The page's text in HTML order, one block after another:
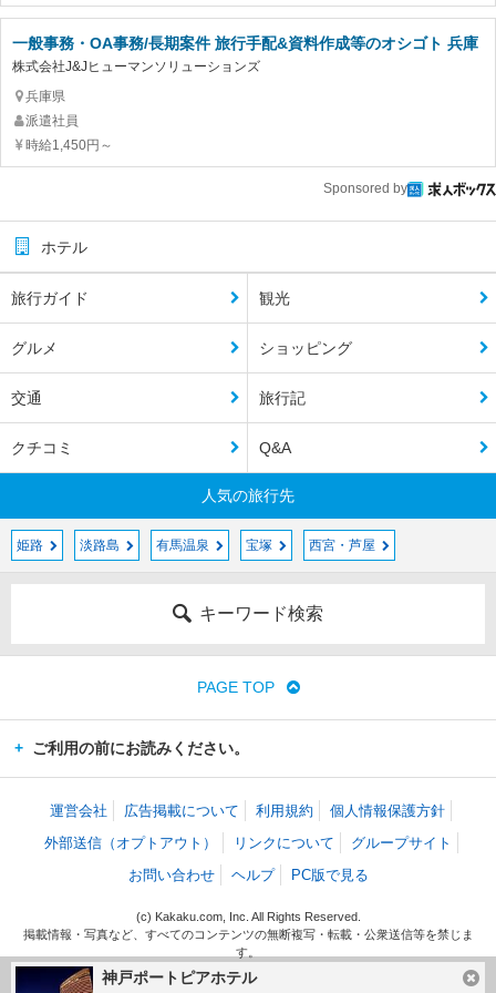
一般事務・OA事務/長期案件 旅行手配&資料作成等のオシゴト 兵庫
株式会社J&Jヒューマンソリューションズ
兵庫県
派遣社員
時給1,450円～
Sponsored by
神戸ポートピアホテル
ホテル
旅行ガイド 観光
グルメ ショッピング
交通 旅行記
クチコミ Q&A
人気の旅行先
姫路 淡路島 有馬温泉 宝塚 西宮・芦屋
キーワード検索
PAGE TOP
ご利用の前にお読みください。
運営会社 広告掲載について 利用規約
個人情報保護方針
外部送信（オプトアウト）
リンクについて
グループサイト
お問い合わせ
ヘルプ PC版で見る
(c) Kakaku.com, Inc. All Rights Reserved.
掲載情報・写真など、すべてのコンテンツの無断複写・転載・公衆送信等を禁じま
す。